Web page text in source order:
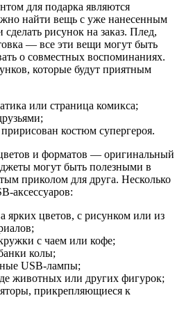
для подарка являются
найти вещь с уже нанесенным
рисунок на заказ. Плед,
— все эти вещи могут быть
о совместных воспоминаниях.
которые будут приятным
или страница комикса;
костюм супергероя.
и форматов — оригинальный
могут быть полезными в
приколом для друга. Несколько
аксессуаров:
ярких цветов, с рисунком или из
с чаем или кофе;
колы;
USB-лампы;
животных или других фигурок;
прикрепляющиеся к